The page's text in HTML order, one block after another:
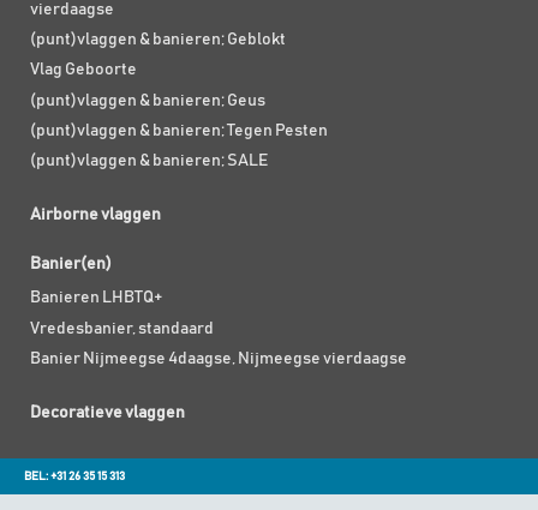
vierdaagse
(punt)vlaggen & banieren; Geblokt
Vlag Geboorte
(punt)vlaggen & banieren; Geus
(punt)vlaggen & banieren; Tegen Pesten
(punt)vlaggen & banieren; SALE
Airborne vlaggen
Banier(en)
Banieren LHBTQ+
Vredesbanier, standaard
Banier Nijmeegse 4daagse, Nijmeegse vierdaagse
Decoratieve vlaggen
BEL: +31 26 35 15 313